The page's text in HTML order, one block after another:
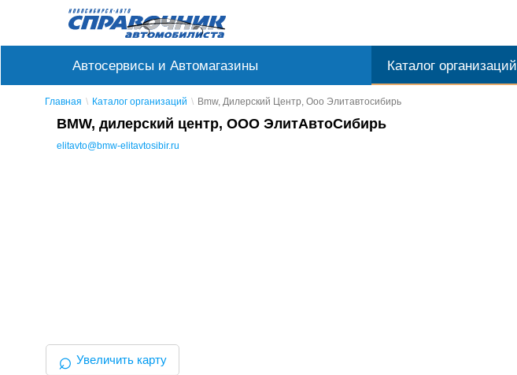
Автосервисы и Автомагазины Каталог организаций
Главная Каталог организаций Bmw, Дилерский Центр, Ооо Элитавтосибирь
BMW, дилерский центр, ООО ЭлитАвтоСибирь
elitavto@bmw-elitavtosibir.ru
⌕ Увеличить карту